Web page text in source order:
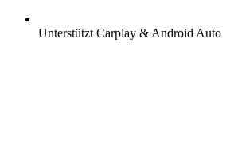
Unterstützt Carplay & Android Auto